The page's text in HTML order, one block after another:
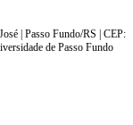
| Passo Fundo/RS | CEP:
de Passo Fundo